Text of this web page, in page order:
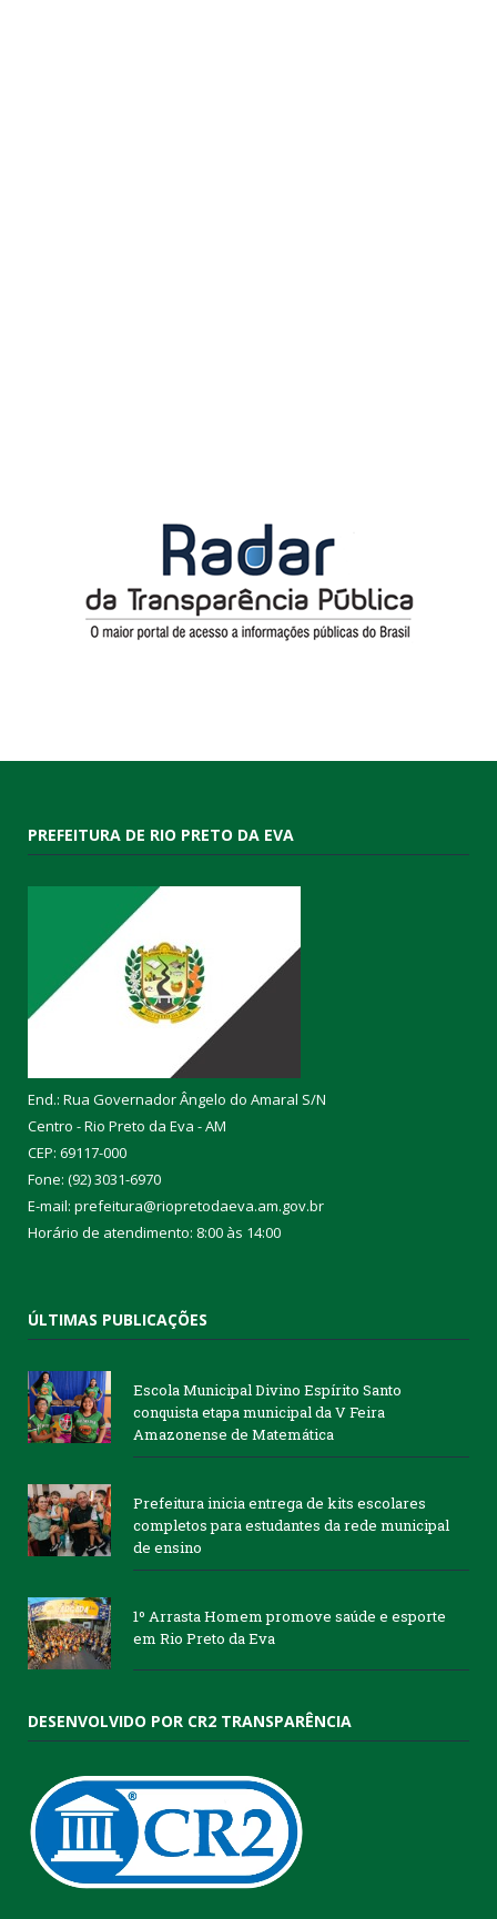
PREFEITURA DE RIO PRETO DA EVA
End.: Rua Governador Ângelo do Amaral S/N
Centro - Rio Preto da Eva - AM
CEP: 69117-000
Fone: (92) 3031-6970
E-mail: prefeitura@riopretodaeva.am.gov.br
Horário de atendimento: 8:00 às 14:00
ÚLTIMAS PUBLICAÇÕES
Escola Municipal Divino Espírito Santo
conquista etapa municipal da V Feira
Amazonense de Matemática
Prefeitura inicia entrega de kits escolares
completos para estudantes da rede municipal
de ensino
1º Arrasta Homem promove saúde e esporte
em Rio Preto da Eva
DESENVOLVIDO POR CR2 TRANSPARÊNCIA